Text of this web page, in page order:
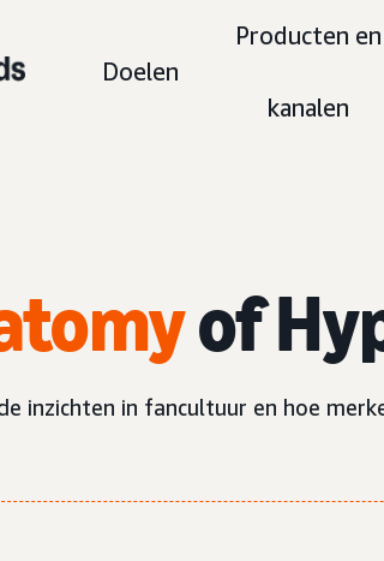
Doelen
Producten en
kanalen
of
inzichten in fancultuur en hoe